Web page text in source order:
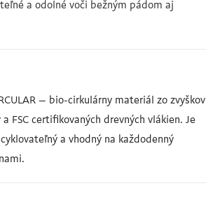
a odolné voči bežným pádom aj
– bio-cirkulárny materiál zo zvyškov
FSC certifikovaných drevných vlákien. Je
a vhodný na každodenný